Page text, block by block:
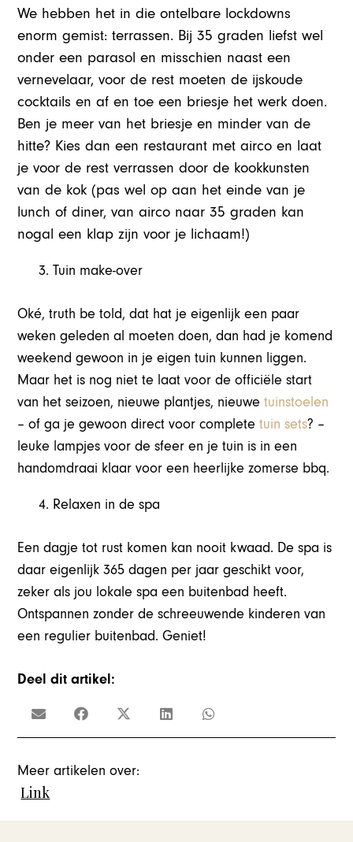
We hebben het in die ontelbare lockdowns
enorm gemist: terrassen. Bij 35 graden liefst wel
onder een parasol en misschien naast een
vernevelaar, voor de rest moeten de ijskoude
cocktails en af en toe een briesje het werk doen.
Ben je meer van het briesje en minder van de
hitte? Kies dan een restaurant met airco en laat
je voor de rest verrassen door de kookkunsten
van de kok (pas wel op aan het einde van je
lunch of diner, van airco naar 35 graden kan
nogal een klap zijn voor je lichaam!)
Tuin make-over
Oké, truth be told, dat hat je eigenlijk een paar
weken geleden al moeten doen, dan had je komend
weekend gewoon in je eigen tuin kunnen liggen.
Maar het is nog niet te laat voor de officiële start
van het seizoen, nieuwe plantjes, nieuwetuinstoelen
– of ga je gewoon direct voor completetuin sets? –
leuke lampjes voor de sfeer en je tuin is in een
handomdraai klaar voor een heerlijke zomerse bbq.
Relaxen in de spa
Een dagje tot rust komen kan nooit kwaad. De spa is
daar eigenlijk 365 dagen per jaar geschikt voor,
zeker als jou lokale spa een buitenbad heeft.
Ontspannen zonder de schreeuwende kinderen van
een regulier buitenbad. Geniet!
Deel dit artikel:
Meer artikelen over:
Link